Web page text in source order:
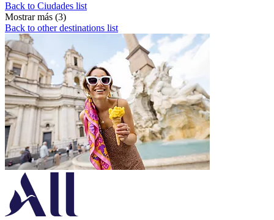
Back to Ciudades list
Mostrar más (3)
Back to other destinations list